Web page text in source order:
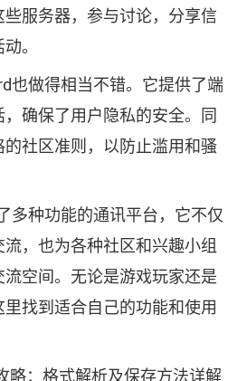
服务器，参与讨论，分享信
。
也做得相当不错。它提供了端
确保了用户隐私的安全。同
社区准则，以防止滥用和骚
多种功能的通讯平台，它不仅
，也为各种社区和兴趣小组
空间。无论是游戏玩家还是
找到适合自己的功能和使用